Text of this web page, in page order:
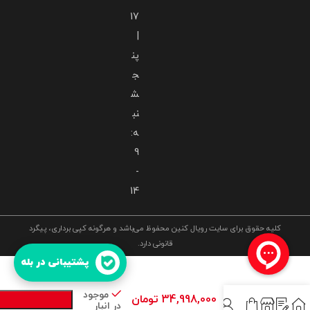
17
|
پن
ج
ش
نب
ه:
9
-
14
کلیه حقوق برای سایت رویال کنین محفوظ می‌باشد و هرگونه کپی برداری، پیگرد
قانونی دارد.
غذای خشک
گربه رویال
کنین ایندور
CANIN
34,998,000 تومان
موجود
در انبار
پشتیبانی در بله